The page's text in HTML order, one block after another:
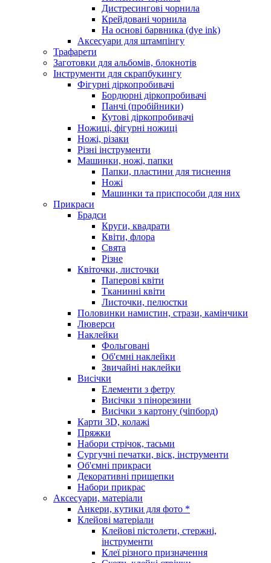
Дистресингові чорнила
Крейдовані чорнила
На основі барвника (dye ink)
Аксесуари для штампінгу
Трафарети
Заготовки для альбомів, блокнотів
Інструменти для скрапбукингу
Фігурні діркопробивачі
Бордюрні діркопробивачі
Панчі (пробійники)
Кутові діркопробивачі
Ножиці, фігурні ножиці
Ножі, різаки
Різні інструменти
Машинки, ножі, папки
Папки, пластини для тиснення
Ножі
Машинки та приспособи для них
Прикраси
Брадси
Круги, квадрати
Квіти, флора
Свята
Різне
Квіточки, листочки
Паперові квіти
Тканинні квіти
Листочки, пелюстки
Половинки намистин, стрази, камінчики
Люверси
Наклейки
Фольговані
Об'ємні наклейки
Звичайні наклейки
Висічки
Елементи з фетру
Висічки з пінорезини
Висічки з картону (чіпборд)
Карти 3D, колажі
Пряжки
Набори стрічок, тасьми
Сургучні печатки, віск, інструменти
Об'ємні прикраси
Декоративні прищепки
Набори прикрас
Аксесуари, матеріали
Анкери, кутики для фото *
Клейові матеріали
Клейові пістолети, стержні,
інструменти
Клеї різного призначення